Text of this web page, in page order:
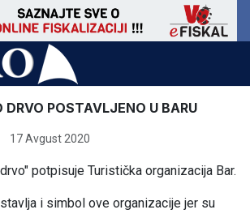
DRVO POSTAVLJENO U BARU
17 Avgust 2020
potpisuje Turistička organizacija Bar.
i simbol ove organizacije jer su